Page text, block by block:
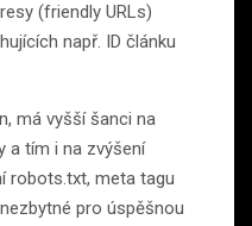
(friendly URLs)
např. ID článku
má vyšší šanci na
a tím i na zvýšení
robots.txt, meta tagu
pro úspěšnou